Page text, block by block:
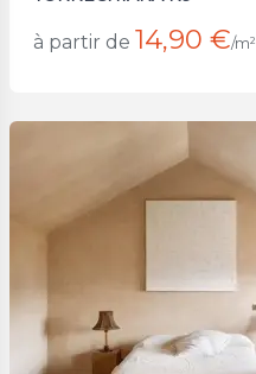
à partir de 14,90 €/m²